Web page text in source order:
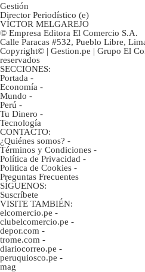
Gestión
Director Periodístico (e)
VÍCTOR MELGAREJO
© Empresa Editora El Comercio S.A.
Calle Paracas #532, Pueblo Libre,
Copyright© | Gestion.pe | Grupo El
reservados
SECCIONES:
Portada -
Economía -
Mundo -
Perú -
Tu Dinero -
Tecnología
CONTACTO:
¿Quiénes somos? -
Términos y Condiciones -
Política de Privacidad -
Politica de Cookies -
Preguntas Frecuentes
SÍGUENOS:
Suscríbete
VISITE TAMBIÉN:
elcomercio.pe -
clubelcomercio.pe -
depor.com -
trome.com -
diariocorreo.pe -
peruquiosco.pe -
mag